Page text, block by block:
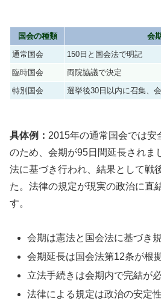
国会の種類
会
通常国会
150日と国会法で明記
臨時国会
両院協議で決定
特別国会
選挙後30日以内に召集、
具体例： 2015年の通常国会では安
のため、会期が95日間延長されま
法に基づき行われ、結果として戦
た。法律の規定が現実の政治に直
す。
会期は憲法と国会法に基づき
会期延長は国会法第12条が根
立法手続きは会期内で完結が
法律による規定は政治の安定